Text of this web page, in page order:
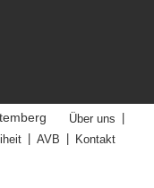
Über uns
AVB Kontakt